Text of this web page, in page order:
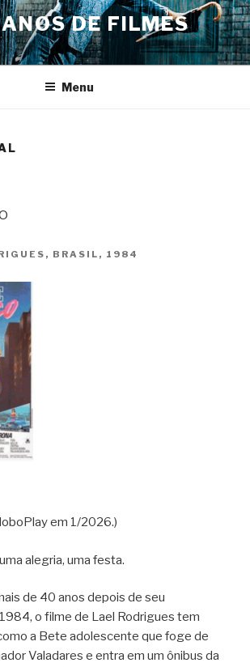
DE FILMES
Menu
BRASIL, 1984
of 5.0 stars
em 1/2026.)
alegria, uma festa.
de 40 anos depois de seu
o filme de Lael Rodrigues tem
a Bete adolescente que foge de
Valadares e entra em um ônibus da